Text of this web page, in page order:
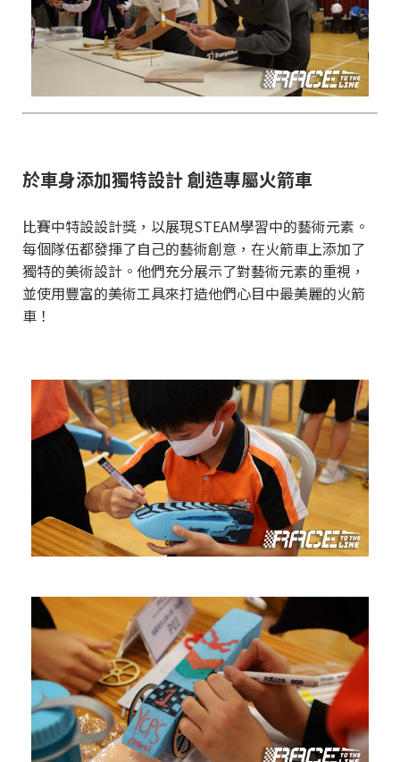
於車身添加獨特設計 創造專屬火箭車
比賽中特設設計獎，以展現STEAM學習中的藝術元素。
每個隊伍都發揮了自己的藝術創意，在火箭車上添加了
獨特的美術設計。他們充分展示了對藝術元素的重視，
並使用豐富的美術工具來打造他們心目中最美麗的火箭
車！